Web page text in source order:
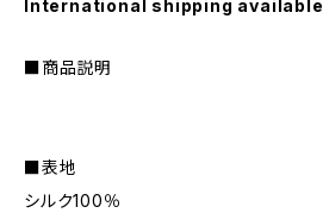
International shipping available
■商品説明
■表地
シルク100％